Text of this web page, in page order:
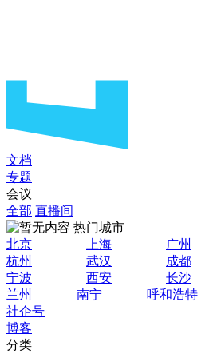
文档
专题
会议
全部 直播间
热门城市
北京
上海 广州
杭州
武汉 成都
宁波
西安 长沙
兰州
南宁 呼和浩特
社企号
博客
分类